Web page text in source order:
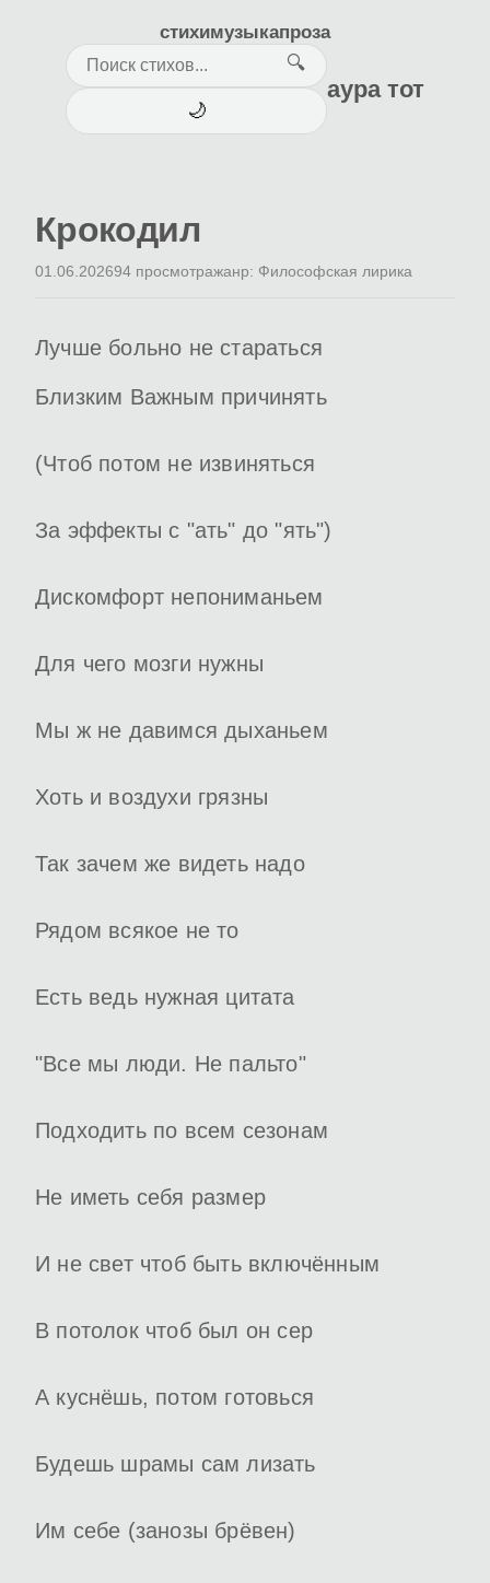
стихимузыкапроза
🔍
🌙
аура тот
Крокодил
01.06.202694 просмотражанр: Философская лирика
Лучше больно не стараться
Близким Важным причинять
(Чтоб потом не извиняться
За эффекты с "ать" до "ять")
Дискомфорт непониманьем
Для чего мозги нужны
Мы ж не давимся дыханьем
Хоть и воздухи грязны
Так зачем же видеть надо
Рядом всякое не то
Есть ведь нужная цитата
"Все мы люди. Не пальто"
Подходить по всем сезонам
Не иметь себя размер
И не свет чтоб быть включённым
В потолок чтоб был он сер
А куснёшь, потом готовься
Будешь шрамы сам лизать
Им себе (занозы брёвен)